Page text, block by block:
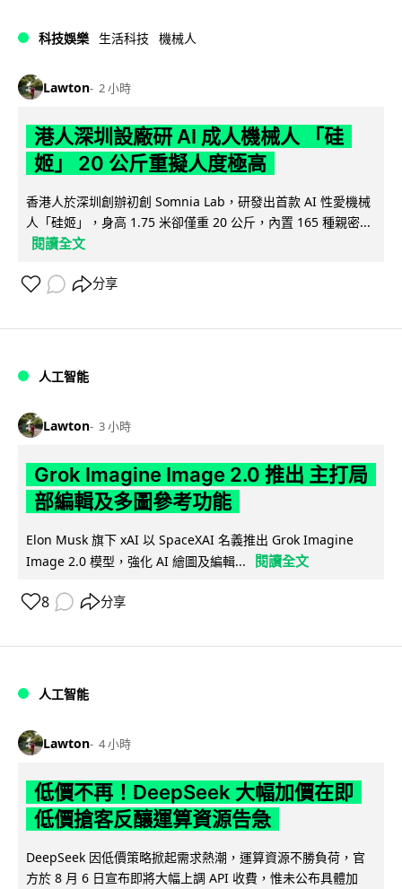
科技娛樂 生活科技 機械人
Lawton 2 小時
港人深圳設廠研 AI 成人機械人 「硅
姬」 20 公斤重擬人度極高
香港人於深圳創辦初創 Somnia Lab，研發出首款 AI 性愛機械
人「硅姬」，身高 1.75 米卻僅重 20 公斤，內置 165 種親密...
閱讀全文
分享
人工智能
Lawton 3 小時
Grok Imagine Image 2.0 推出 主打局
部編輯及多圖參考功能
Elon Musk 旗下 xAI 以 SpaceXAI 名義推出 Grok Imagine
Image 2.0 模型，強化 AI 繪圖及編輯...
閱讀全文
8 分享
人工智能
Lawton 4 小時
低價不再！DeepSeek 大幅加價在即
低價搶客反釀運算資源告急
DeepSeek 因低價策略掀起需求熱潮，運算資源不勝負荷，官
方於 8 月 6 日宣布即將大幅上調 API 收費，惟未公布具體加